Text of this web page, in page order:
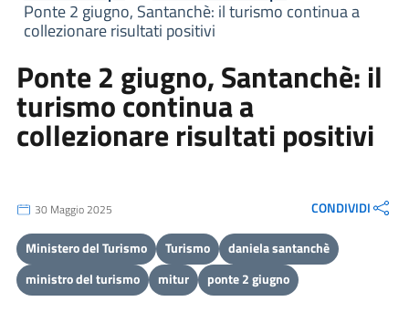
Ponte 2 giugno, Santanchè: il turismo continua a
collezionare risultati positivi
Ponte 2 giugno, Santanchè: il
turismo continua a
collezionare risultati positivi
30 Maggio 2025 CONDIVIDI
Ministero del Turismo Turismo
daniela santanchè
ministro del turismo
mitur ponte 2 giugno